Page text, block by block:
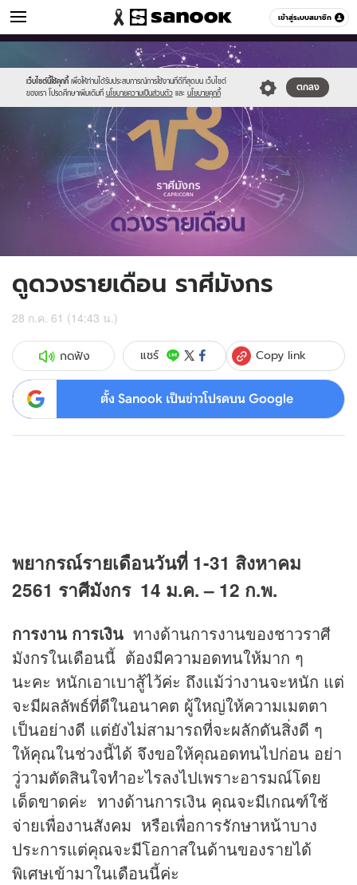
เข้าสู่ระบบสมาชิก
ดูดวง หมวดอื่นๆ
เว็บไซต์นี้ใช้คุกกี้ เพื่อให้ท่านได้รับประสบการณ์การใช้งานที่ดีที่สุดบน เว็บไซต์
ของเรา โปรดศึกษาเพิ่มเติมที่ นโยบายความเป็นส่วนตัว และ นโยบายคุกกี้
ตกลง
//s.isanook.com/sr/0/images/logo-
new-
sanook.png
//s.isanook.com/ho/0/ud/fxd/month/capricorn.png
ดูดวงรายเดือน ราศีมังกร
28 ก.ค. 61 (14:43 น.)
กดฟัง แชร์ Copy link
ตั้ง Sanook เป็นข่าวโปรดบน Google
พยากรณ์รายเดือนวันที่ 1-31 สิงหาคม
2561 ราศีมังกร 14 ม.ค. – 12 ก.พ.
การงาน การเงิน ทางด้านการงานของชาวราศี
มังกรในเดือนนี้ ต้องมีความอดทนให้มาก ๆ
นะคะ หนักเอาเบาสู้ไว้ค่ะ ถึงแม้ว่างานจะหนัก แต่
จะมีผลลัพธ์ที่ดีในอนาคต ผู้ใหญ่ให้ความเมตตา
เป็นอย่างดี แต่ยังไม่สามารถที่จะผลักดันสิ่งดี ๆ
ให้คุณในช่วงนี้ได้ จึงขอให้คุณอดทนไปก่อน อย่า
วู่วามตัดสินใจทำอะไรลงไปเพราะอารมณ์โดย
เด็ดขาดค่ะ ทางด้านการเงิน คุณจะมีเกณฑ์ใช้
จ่ายเพื่องานสังคม หรือเพื่อการรักษาหน้าบาง
ประการแต่คุณจะมีโอกาสในด้านของรายได้
พิเศษเข้ามาในเดือนนี้ค่ะ